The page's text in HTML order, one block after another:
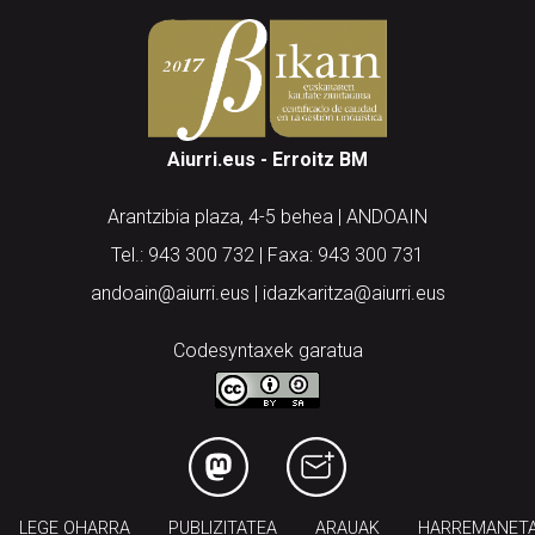
Aiurri.eus - Erroitz BM
Arantzibia plaza, 4-5 behea | ANDOAIN
Tel.: 943 300 732 | Faxa: 943 300 731
andoain@aiurri.eus | idazkaritza@aiurri.eus
Codesyntaxek garatua
LEGE OHARRA PUBLIZITATEA ARAUAK